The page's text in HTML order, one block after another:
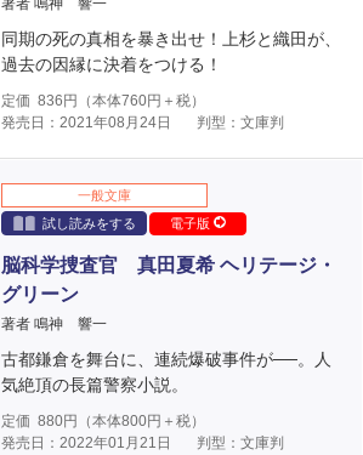
著者 鳴神 響一
同期の死の真相を暴き出せ！上杉と織田が、
過去の因縁に決着をつける！
定価 836 円（本体760円＋税）
発売日：2021年08月24日
判型：文庫判
一般文庫
試し読みをする
電子版
脳科学捜査官 真田夏希 ヘリテージ・
グリーン
著者 鳴神 響一
古都鎌倉を舞台に、連続爆破事件が──。人
気絶頂の長篇警察小説。
定価 880円（本体800円＋税）
発売日：2022年01月21日
判型：文庫判